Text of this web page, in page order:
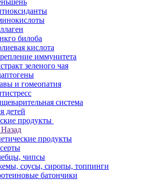
билоба
кислота
иммунитета
зеленого чая
и гомеопатия
система
детей
продукты
Назад
продукты
чипсы
соусы, сиропы, топпинги
батончики